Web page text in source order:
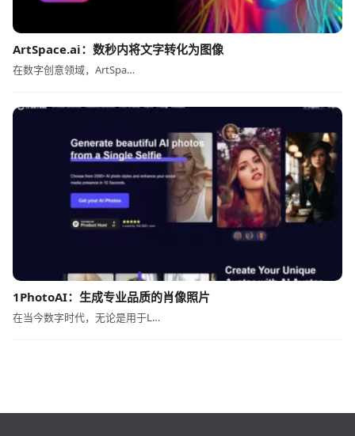
ArtSpace.ai：数秒内将文字转化为图像
在数字创意领域，ArtSpa…
1PhotoAI：生成专业品质的肖像照片
在当今数字时代，无论是用于L…